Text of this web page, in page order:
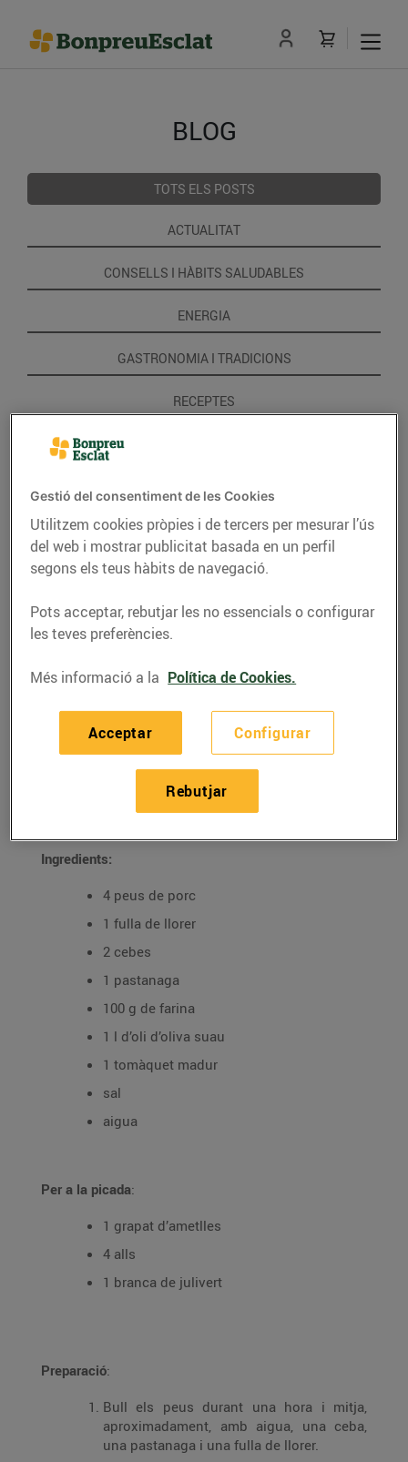
BLOG
TOTS ELS POSTS
ACTUALITAT
CONSELLS I HÀBITS SALUDABLES
ENERGIA
GASTRONOMIA I TRADICIONS
RECEPTES
RECEPTES
Peus de porc amb
pastanaga, prunes i
pinyons
Ingredients:
4 peus de porc
1 fulla de llorer
2 cebes
1 pastanaga
100 g de farina
1 l d’oli d’oliva suau
1 tomàquet madur
sal
aigua
Per a la picada:
1 grapat d’ametlles
4 alls
1 branca de julivert
Preparació:
Bull els peus durant una hora i mitja,
aproximadament, amb aigua, una ceba,
una pastanaga i una fulla de llorer.
Gestió del consentiment de les Cookies
Utilitzem cookies pròpies i de tercers per mesurar l’ús
del web i mostrar publicitat basada en un perfil
segons els teus hàbits de navegació.
Pots acceptar, rebutjar les no essencials o configurar
les teves preferències.
Més informació a la Política de Cookies.
Configurar
Rebutjar
Acceptar